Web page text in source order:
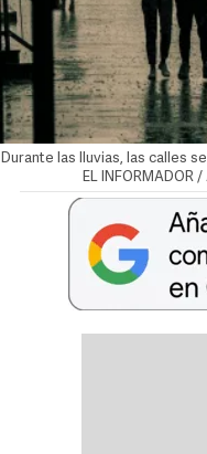
Durante las lluvias, las calles
EL INFORMADOR